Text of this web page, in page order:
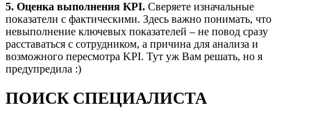
5. Оценка выполнения KPI. Сверяете изначальные
показатели с фактическими. Здесь важно понимать, что
невыполнение ключевых показателей – не повод сразу
расставаться с сотрудником, а причина для анализа и
возможного пересмотра KPI. Тут уж Вам решать, но я
предупредила :)
ПОИСК СПЕЦИАЛИСТА